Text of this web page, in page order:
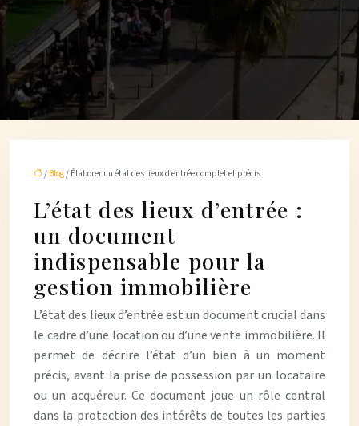
/ Blog/ Élaborer un état des lieux d’entrée complet et précis
L’état des lieux d’entrée :
un document
indispensable pour la
gestion immobilière
L’état des lieux d’entrée est un document crucial dans
le cadre d’une location ou d’une vente immobilière. Il
permet de décrire l’état d’un bien à un moment
précis, avant la prise de possession par un locataire
ou un acquéreur. Ce document joue un rôle central
dans la protection des intérêts de toutes les parties